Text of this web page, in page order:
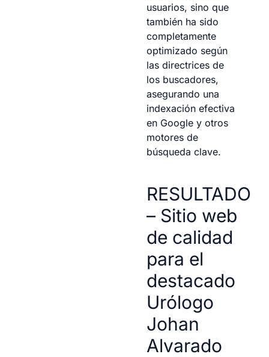
usuarios, sino que
también ha sido
completamente
optimizado según
las directrices de
los buscadores,
asegurando una
indexación efectiva
en Google y otros
motores de
búsqueda clave.
RESULTADO
– Sitio web
de calidad
para el
destacado
Urólogo
Johan
Alvarado